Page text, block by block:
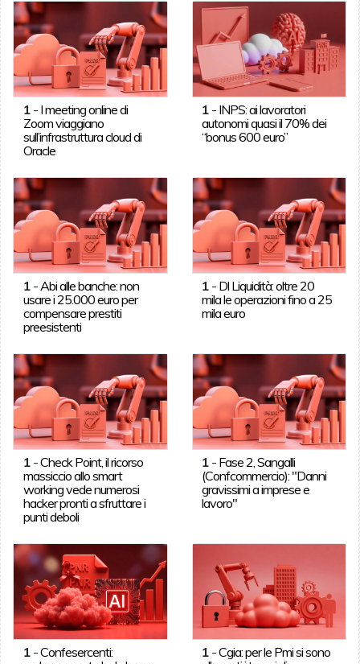
1- I meeting online di
Zoom viaggiano
sull’infrastruttura cloud di
Oracle
1 - INPS: ai lavoratori
autonomi quasi il 70% dei
“bonus 600 euro”
1- Abi alle banche: non
usare i 25.000 euro per
compensare prestiti
preesistenti
1 - Dl Liquidità: oltre 20
mila le operazioni fino a 25
mila euro
1-Check Point, il ricorso
massiccio allo smart
working vede numerosi
hacker pronti a sfruttare i
punti deboli
1 - Fase 2, Sangalli
(Confcommercio): "Danni
gravissimi a imprese e
lavoro"
1-Confesercenti:
1 -Cgia: per le Pmi si sono